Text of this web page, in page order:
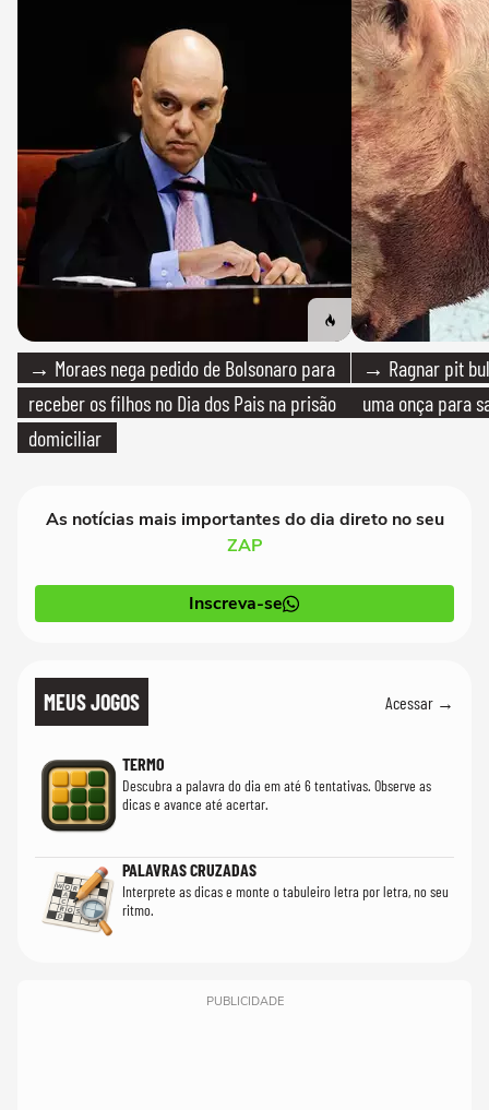
→ Moraes nega pedido de Bolsonaro para
receber os filhos no Dia dos Pais na prisão
domiciliar
→ Ragnar pit
uma onça para
As notícias mais importantes do dia direto no seu
ZAP
Inscreva-se
MEUS JOGOS Acessar →
TERMO
Descubra a palavra do dia em até 6 tentativas. Observe as
dicas e avance até acertar.
PALAVRAS CRUZADAS
Interprete as dicas e monte o tabuleiro letra por letra, no seu
ritmo.
PUBLICIDADE